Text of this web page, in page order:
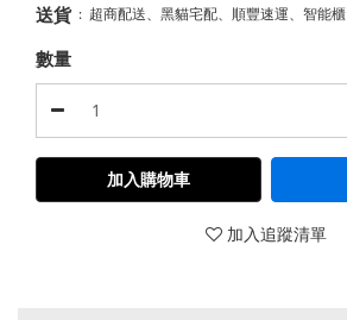
送貨 : 超商配送、黑貓宅配、順豐速運、智能櫃
數量
加入購物車
加入追蹤清單